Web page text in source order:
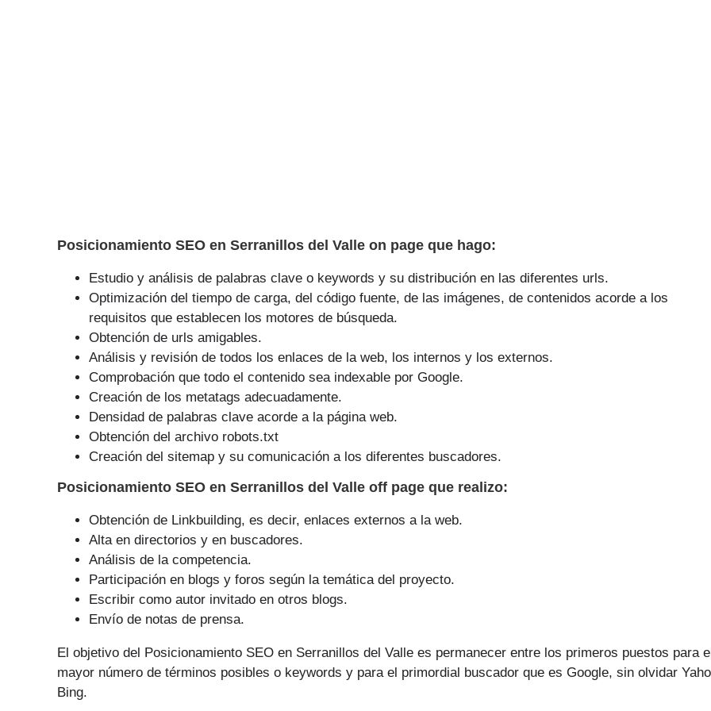
Posicionamiento SEO en Serranillos del Valle on page que hago:
Estudio y análisis de palabras clave o keywords y su distribución en las diferentes urls.
Optimización del tiempo de carga, del código fuente, de las imágenes, de contenidos acorde a los
requisitos que establecen los motores de búsqueda.
Obtención de urls amigables.
Análisis y revisión de todos los enlaces de la web, los internos y los externos.
Comprobación que todo el contenido sea indexable por Google.
Creación de los metatags adecuadamente.
Densidad de palabras clave acorde a la página web.
Obtención del archivo robots.txt
Creación del sitemap y su comunicación a los diferentes buscadores.
Posicionamiento SEO en Serranillos del Valle off page que realizo:
Obtención de Linkbuilding, es decir, enlaces externos a la web.
Alta en directorios y en buscadores.
Análisis de la competencia.
Participación en blogs y foros según la temática del proyecto.
Escribir como autor invitado en otros blogs.
Envío de notas de prensa.
El objetivo del Posicionamiento SEO en Serranillos del Valle es permanecer entre los primeros puestos para
mayor número de tér­minos posibles o keywords y para el primordial buscador que es Google, sin olvidar
Bing.